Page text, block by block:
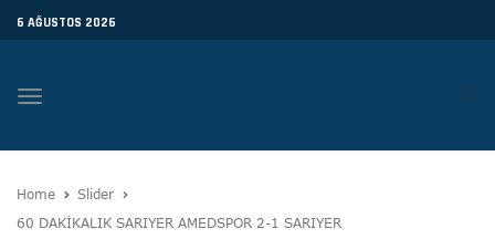
6 AĞUSTOS 2026
Toggle
Home
Slider
60 DAKİKALIK SARIYER AMEDSPOR 2-1 SARIYER